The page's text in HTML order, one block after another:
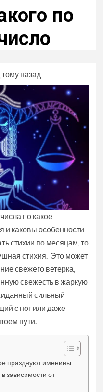
по
тому назад
по какое
и каковы особенности
стихии по месяцам, то
стихия. Это может
свежего ветерка,
свежесть в жаркую
сильный
с ног или даже
пути.
празднуют именины
зависимости от